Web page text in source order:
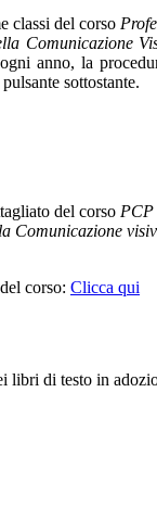
classi del corso
Comunicazione
anno, la
sottostante.
del corso PCP
Comunicazione
corso: Clicca qui
libri di testo in